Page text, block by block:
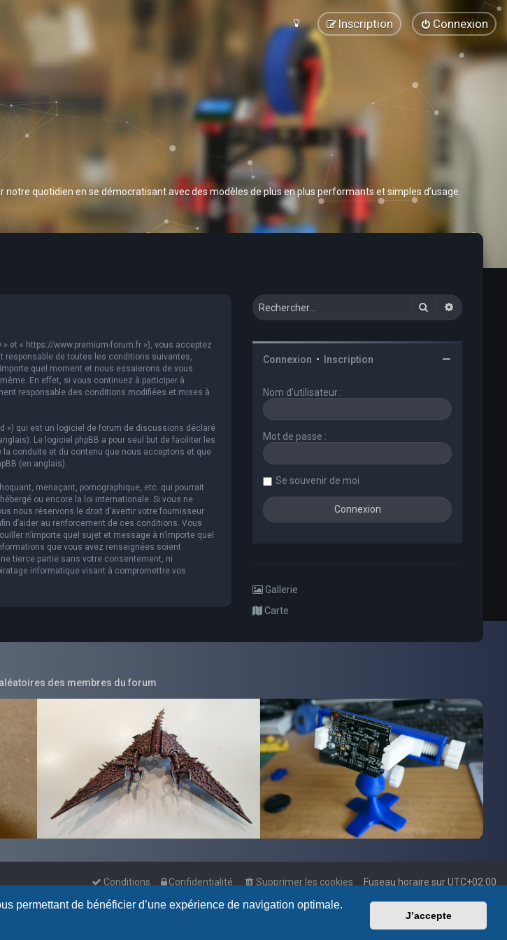
permettant de bénéficier d’une expérience de navigation optimale.
J’accepte
Connexion
Inscription
quotidien en se démocratisant avec des modèles de plus en plus performants et simples d’usage.
» et « https://www.premium-forum.fr »), vous acceptez
responsable de toutes les conditions suivantes,
quel moment et nous essaierons de vous
En effet, si vous continuez à participer à
responsable des conditions modifiées et mises à
») qui est un logiciel de forum de discussions déclaré
Le logiciel phpBB a pour seul but de faciliter les
conduite et du contenu que nous acceptons et que
(en anglais).
menaçant, pornographique, etc. qui pourrait
ou encore la loi internationale. Si vous ne
nous réservons le droit d’avertir votre fournisseur
d’aider au renforcement de ces conditions. Vous
n’importe quel sujet et message à n’importe quel
que vous avez renseignées soient
tierce partie sans votre consentement, ni
informatique visant à compromettre vos
Rechercher
Connexion • Inscription
Nom d’utilisateur :
Mot de passe :
Se souvenir de moi
Gallerie
Carte
des membres du forum
Fuseau horaire surUTC+02:00
Supprimer les cookies
Confidentialité
Conditions